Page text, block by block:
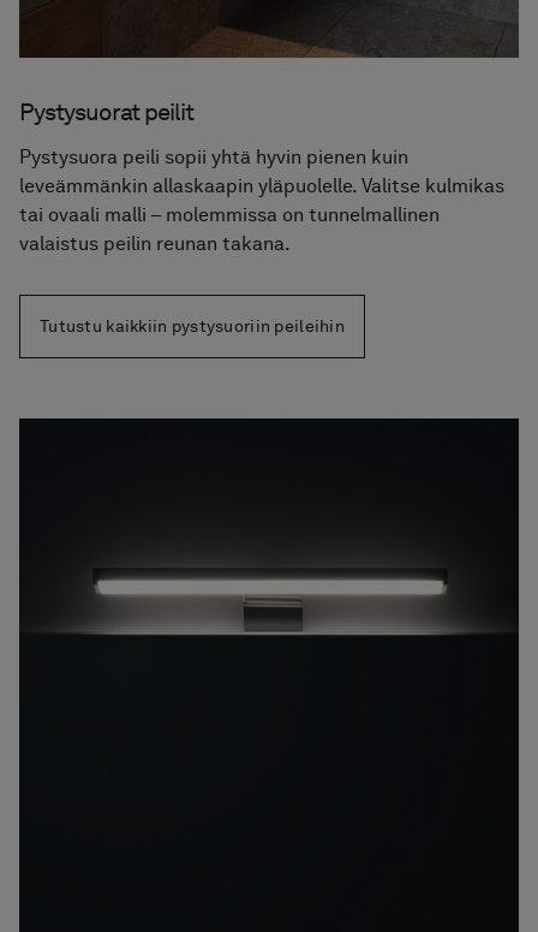
Pystysuorat peilit
Pystysuora peili sopii yhtä hyvin pienen kuin
leveämmänkin allaskaapin yläpuolelle. Valitse kulmikas
tai ovaali malli – molemmissa on tunnelmallinen
valaistus peilin reunan takana.
Tutustu kaikkiin pystysuoriin peileihin